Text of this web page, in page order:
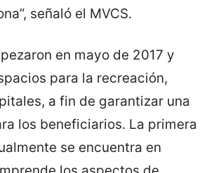
señaló el MVCS.
en mayo de 2017 y
para la recreación,
a fin de garantizar una
los beneficiarios. La primera
se encuentra en